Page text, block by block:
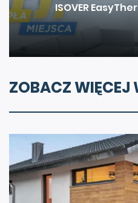
ISOVER
ZOBACZ WIĘCEJ